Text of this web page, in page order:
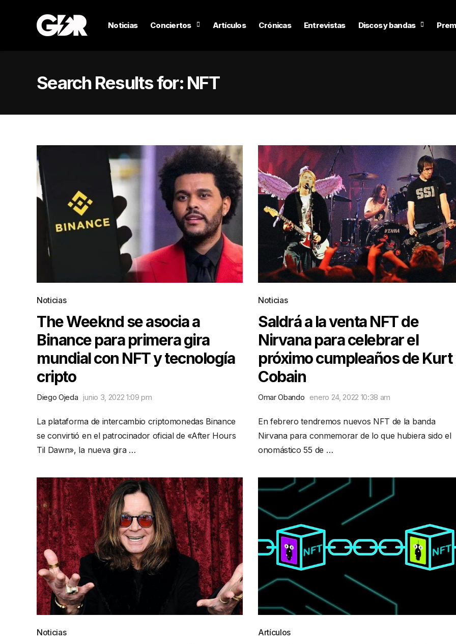
Noticias Conciertos Artículos Crónicas Entrevistas Discos y bandas
Search Results for: NFT
Noticias
The Weeknd se asocia a
Binance para primera gira
mundial con NFT y tecnología
cripto
Diego Ojeda junio 3, 2022 1:09 pm
La plataforma de intercambio criptomonedas Binance
se convirtió en el patrocinador oficial de «After Hours
Til Dawn», la nueva gira …
Noticias
Saldrá a la venta NFT de
Nirvana para celebrar el
próximo cumpleaños de Kurt
Cobain
Omar Obando enero 24, 2022 10:38 am
En febrero tendremos nuevos NFT de la banda
Nirvana para conmemorar de lo que hubiera sido el
onomástico 55 de …
Noticias Artículos